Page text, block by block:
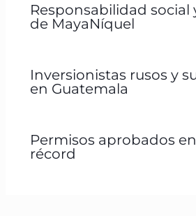
Responsabilidad
de MayaNíquel
Inversionistas rusos y
en Guatemala
Permisos aprobados
récord